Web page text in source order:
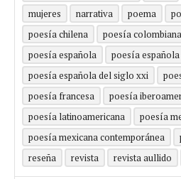
mujeres
narrativa poema
poesía chilena
poesía colombiana
poesía española
poesía
poesía española del siglo xxi
poesía francesa
poesía
poesía latinoamericana
poesía
poesía mexicana contemporánea
reseña
revista revista aullido